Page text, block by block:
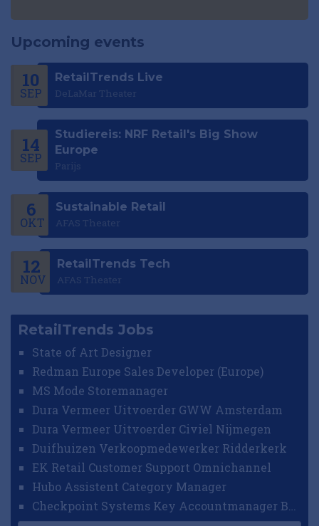
Upcoming events
10
SEP
RetailTrends Live
DeLaMar Theater
14
SEP
Studiereis: NRF Retail's Big Show
Europe
Parijs
6
OKT
Sustainable Retail
AFAS Theater
12
NOV
RetailTrends Tech
AFAS Theater
RetailTrends Jobs
State of Art Designer
Redman Europe Sales Developer (Europe)
MS Mode Storemanager
Dura Vermeer Uitvoerder GWW Amsterdam
Dura Vermeer Uitvoerder Civiel Nijmegen
Duifhuizen Verkoopmedewerker Ridderkerk
EK Retail Customer Support Omnichannel
Hubo Assistent Category Manager